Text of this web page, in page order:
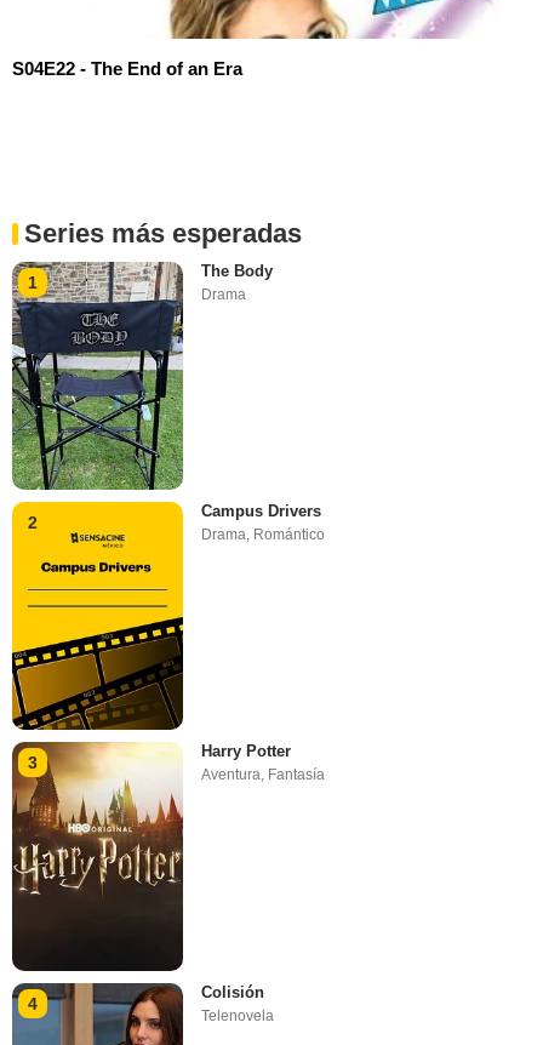
S04E22 - The End of an Era
Series más esperadas
1
The Body
Drama
2
Campus Drivers
Drama, Romántico
3
Harry Potter
Aventura, Fantasía
4
Colisión
Telenovela